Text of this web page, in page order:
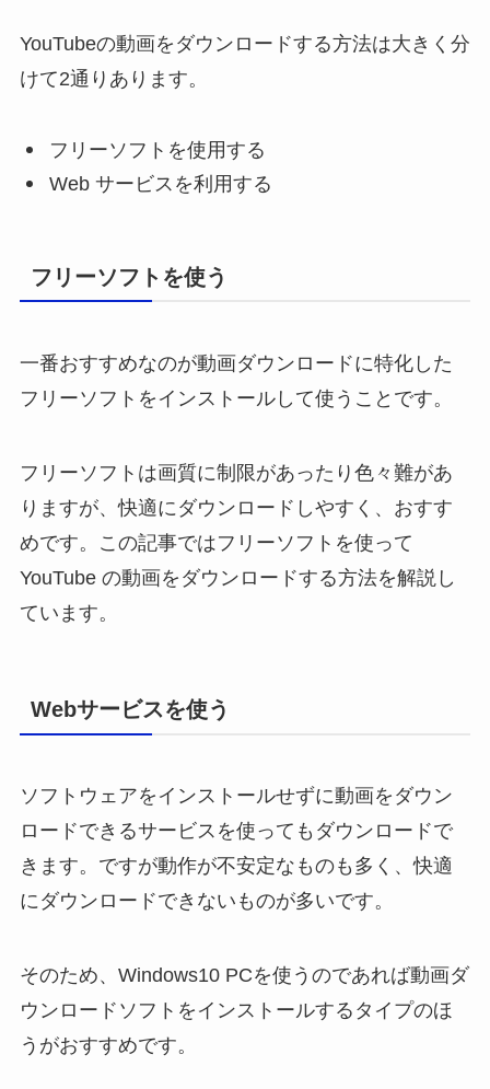
YouTubeの動画をダウンロードする方法は大きく分
けて2通りあります。
フリーソフトを使用する
Web サービスを利用する
フリーソフトを使う
一番おすすめなのが動画ダウンロードに特化した
フリーソフトをインストールして使うことです。
フリーソフトは画質に制限があったり色々難があ
りますが、快適にダウンロードしやすく、おすす
めです。この記事ではフリーソフトを使って
YouTube の動画をダウンロードする方法を解説し
ています。
Webサービスを使う
ソフトウェアをインストールせずに動画をダウン
ロードできるサービスを使ってもダウンロードで
きます。ですが動作が不安定なものも多く、快適
にダウンロードできないものが多いです。
そのため、Windows10 PCを使うのであれば動画ダ
ウンロードソフトをインストールするタイプのほ
うがおすすめです。